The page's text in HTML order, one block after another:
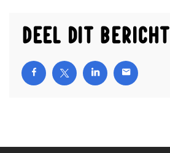
Deel dit bericht